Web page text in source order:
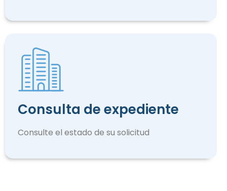
Consulta de expediente
Consulte el estado de su solicitud